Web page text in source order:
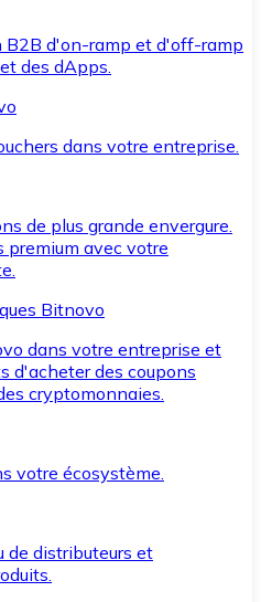
B2B d'on-ramp et d'off-ramp
des dApps.
dans votre entreprise.
de plus grande envergure.
avec votre
Bitnovo
dans votre entreprise et
d'acheter des coupons
cryptomonnaies.
votre écosystème.
de distributeurs et